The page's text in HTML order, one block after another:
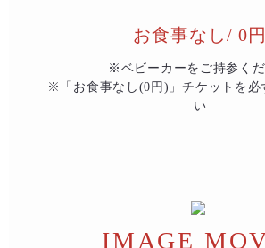
お食事なし/ 0円
※ベビーカーをご持参く
※「お食事なし(0円)」チケットを必
い
IMAGE